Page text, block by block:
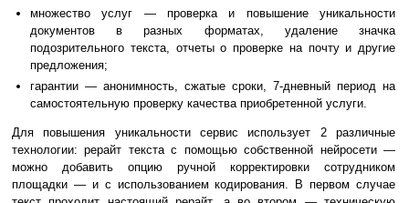
множество услуг — проверка и повышение уникальности
документов в разных форматах, удаление значка
подозрительного текста, отчеты о проверке на почту и другие
предложения;
гарантии — анонимность, сжатые сроки, 7-дневный период на
самостоятельную проверку качества приобретенной услуги.
Для повышения уникальности сервис использует 2 различные
технологии: рерайт текста с помощью собственной нейросети —
можно добавить опцию ручной корректировки сотрудником
площадки — и с использованием кодирования. В первом случае